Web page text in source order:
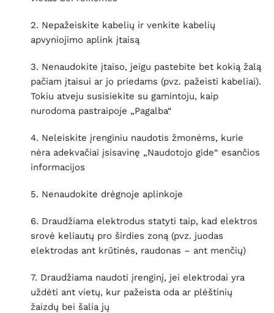
2. Nepažeiskite kabelių ir venkite kabelių
apvyniojimo aplink įtaisą
3. Nenaudokite įtaiso, jeigu pastebite bet kokią žalą
pačiam įtaisui ar jo priedams (pvz. pažeisti kabeliai).
Tokiu atveju susisiekite su gamintoju, kaip
nurodoma pastraipoje „Pagalba“
4. Neleiskite įrenginiu naudotis žmonėms, kurie
nėra adekvačiai įsisavinę „Naudotojo gide“ esančios
informacijos
5. Nenaudokite drėgnoje aplinkoje
6. Draudžiama elektrodus statyti taip, kad elektros
srovė keliautų pro širdies zoną (pvz. juodas
elektrodas ant krūtinės, raudonas – ant menčių)
7. Draudžiama naudoti įrenginį, jei elektrodai yra
uždėti ant vietų, kur pažeista oda ar plėštinių
žaizdų bei šalia jų